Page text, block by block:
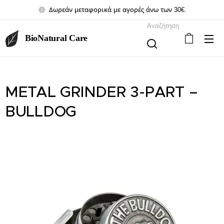
Δωρεάν μεταφορικά με αγορές άνω των 30€.
BioNatural Care
Αναζήτηση
METAL GRINDER 3-PART –
BULLDOG